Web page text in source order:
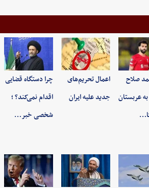
صلاح
به عربستان
اعمال تحریم‌های
جدید علیه ایران
چرا دستگاه قضایی
اقدام نمی‌کند؟ ؛
شخصی خبر…